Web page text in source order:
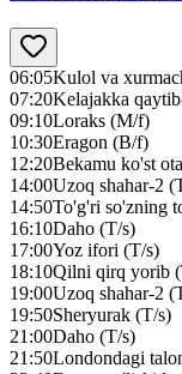
06:05Kulol va
07:20Kelajakka
09:10Loraks (M/f)
10:30Eragon (B/f)
12:20Bekamu ko'st
14:00Uzoq shahar-2
14:50To'g'ri so'zning
16:10Daho (T/s)
17:00Yoz ifori (T/s)
18:10Qilni qirq yorib
19:00Uzoq shahar-2
19:50Sheryurak (T/s)
21:00Daho (T/s)
21:50Londondagi